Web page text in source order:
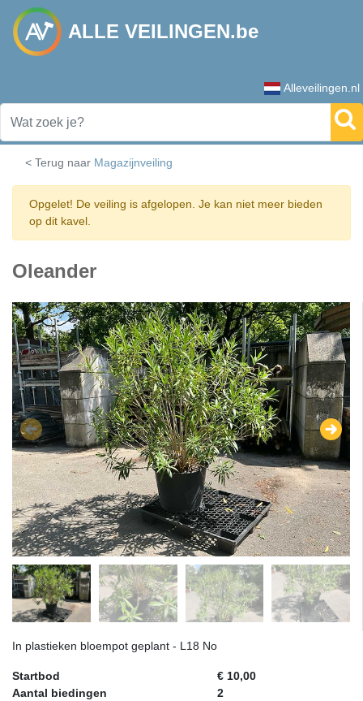
ALLE VEILINGEN.be
Alleveilingen.nl
< Terug naar Magazijnveiling
Opgelet! De veiling is afgelopen. Je kan niet meer bieden
op dit kavel.
Oleander
In plastieken bloempot geplant - L18 No
Startbod
€ 10,00
Aantal biedingen
2